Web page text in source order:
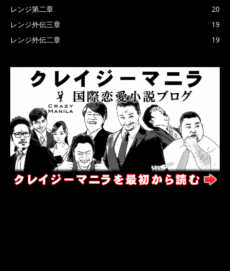
レンジ第二章
20
レンジ外伝三章
19
レンジ外伝二章
19